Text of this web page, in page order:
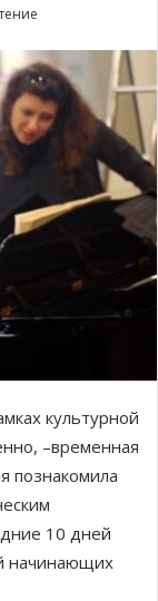
культурной
–временная
познакомила
10 дней
начинающих